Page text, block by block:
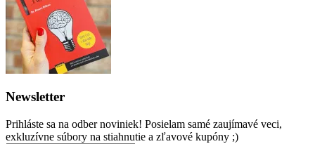
Newsletter
Prihláste sa na odber noviniek! Posielam samé zaujímavé veci,
exkluzívne súbory na stiahnutie a zľavové kupóny ;)